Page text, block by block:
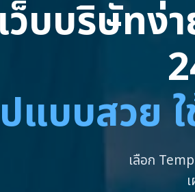
ว็บบริษัทง่
แบบสวย
เลือก